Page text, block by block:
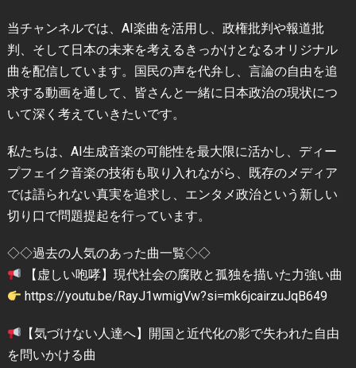
当チャンネルでは、AI楽曲を活用し、政権批判や報道批
判、そして日本の未来を考えるきっかけとなるオリジナル
曲を配信しています。国民の声を代弁し、言論の自由を追
求する動画を通して、皆さんと一緒に日本政治の現状につ
いて深く考えていきたいです。
私たちは、AI生成音楽の可能性を最大限に活かし、ディー
プフェイク音楽の技術も取り入れながら、既存のメディア
では語られない真実を追求し、エンタメ政治という新しい
切り口で問題提起を行っています。
◇◇過去の人気のあった曲一覧◇◇
【虚しい咆哮】現代社会の腐敗と孤独を描いた力強い曲
https://youtu.be/RayJ1wmigVw?si=mk6jcairzuJqB649
【気づけない人達へ】開国と近代化の影で失われた自由
を問いかける曲